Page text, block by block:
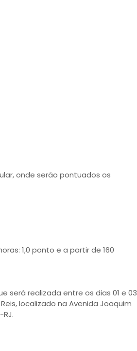
onde serão pontuados os
1,0 ponto e a partir de 160
será realizada entre os dias 01 e 03
localizado na Avenida Joaquim